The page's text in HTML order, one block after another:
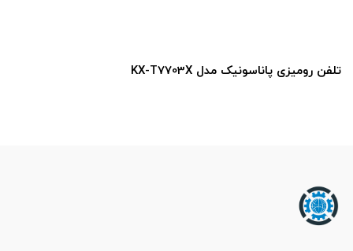
تلفن رومیزی پاناسونیک مدل KX-T7703X